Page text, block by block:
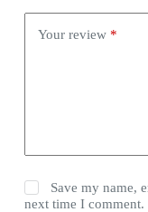
Your review *
Save my name,
next time I comment.